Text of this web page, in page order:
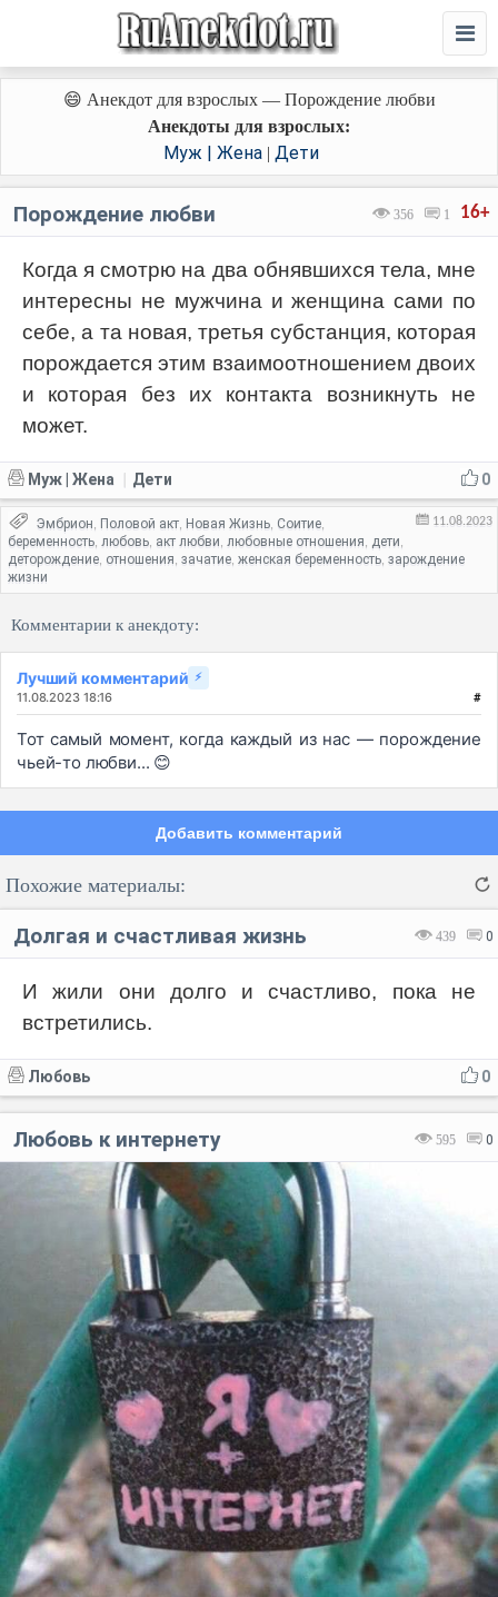
😄 Анекдот для взрослых — Порождение любви
Анекдоты для взрослых:
Муж | Жена| Дети
16+
356 1
Порождение любви
Когда я смотрю на два обнявшихся тела, мне
интересны не мужчина и женщина сами по
себе, а та новая, третья субстанция, которая
порождается этим взаимоотношением двоих
и которая без их контакта возникнуть не
может.
0
Муж | Жена Дети
11.08.2023
Эмбрион, Половой акт, Новая Жизнь, Соитие,
беременность, любовь, акт любви, любовные отношения, дети,
деторождение, отношения, зачатие, женская беременность, зарождение
жизни
Комментарии к анекдоту:
Лучший комментарий ⚡
11.08.2023 18:16 #
Тот самый момент, когда каждый из нас — порождение
чьей-то любви... 😊
Добавить комментарий
Код:
Похожие материалы:
439 0
Долгая и счастливая жизнь
И жили они долго и счастливо, пока не
встретились.
0
Любовь
595 0
Любовь к интернету